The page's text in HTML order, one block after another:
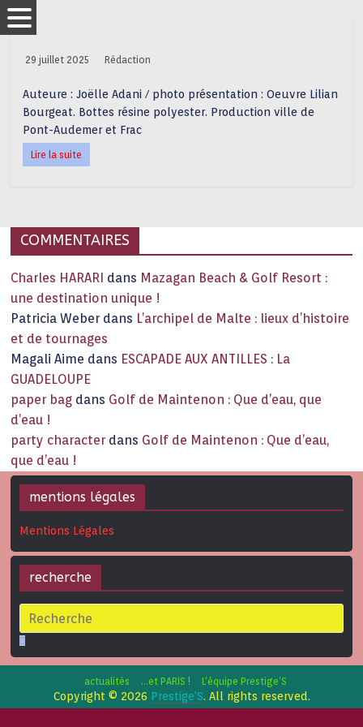
29 juillet 2025 Rédaction
Auteure : Joëlle Adani / photo présentation : Oeuvre Lilian
Bourgeat. Bottes résine polyester. Production ville de
Pont-Audemer et Frac
Lire la suite
COMMENTAIRES
Charles HARARI dans Mazagan Beach & Golf Resort :
une destination unique !
Patricia Weber dans L’archipel de Malte : lieux d’histoire
et de tournages
Magali Aime dans ESCAPADE AUX ANTILLES : La
GUADELOUPE
paper bag dans Golf de Maintenon : Que d’eau, que
d’eau !
party character dans Golf de Maintenon : Que d’eau,
que d’eau !
mentions légales
Mentions Légales
recherche
actualités …et PARIS ! L’équipe Prestige’S
Copyright © 2026 Prestige'S. All rights reserved.